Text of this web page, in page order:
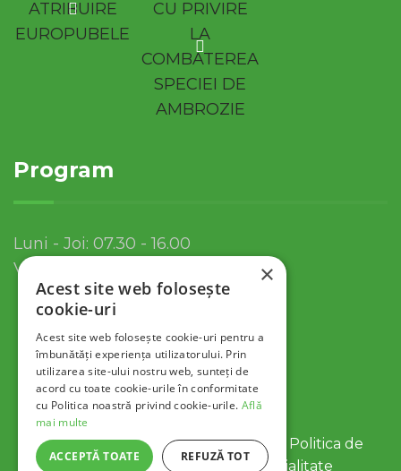
Program
Luni - Joi: 07.30 - 16.00
Vineri: 07.30 - 13.30
© 2022 Servicii Publice SA Tulcea |
Politica de
Politica de Confidentialitate
×
Acest site web folosește
cookie-uri
Acest site web folosește cookie-uri pentru a
îmbunătăți experiența utilizatorului. Prin
utilizarea site-ului nostru web, sunteți de
acord cu toate cookie-urile în conformitate
cu Politica noastră privind cookie-urile. Află
mai multe
ACCEPTĂ TOATE REFUZĂ TOT